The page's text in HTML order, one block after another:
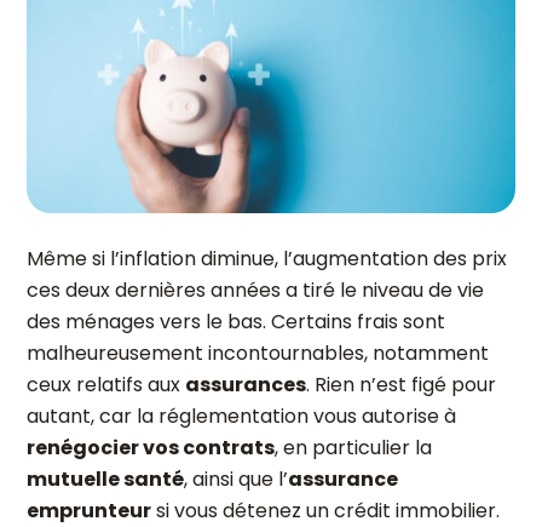
Même si l’inflation diminue, l’augmentation des prix
ces deux dernières années a tiré le niveau de vie
des ménages vers le bas. Certains frais sont
malheureusement incontournables, notamment
ceux relatifs aux assurances. Rien n’est figé pour
autant, car la réglementation vous autorise à
renégocier vos contrats, en particulier la
mutuelle santé, ainsi que l’assurance
emprunteursi vous détenez un crédit immobilier.